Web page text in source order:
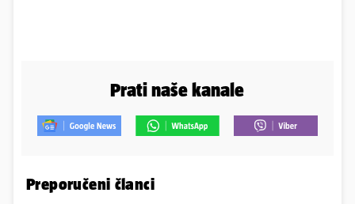
Prati naše kanale
Preporučeni članci